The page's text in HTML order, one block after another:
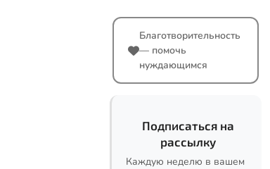
Благотворительность
— помочь
нуждающимся
Подписаться на
рассылку
Каждую неделю в вашем